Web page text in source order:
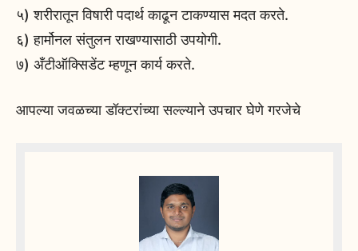
५) शरीरातून विषारी पदार्थ काढून टाकण्यास मदत करते.
६) हार्मोनल संतुलन राखण्यासाठी उपयोगी.
७) अँटीऑक्सिडेंट म्हणून कार्य करते.
आपल्या जवळच्या डॉक्टरांच्या सल्ल्याने उपचार घेणे गरजेचे